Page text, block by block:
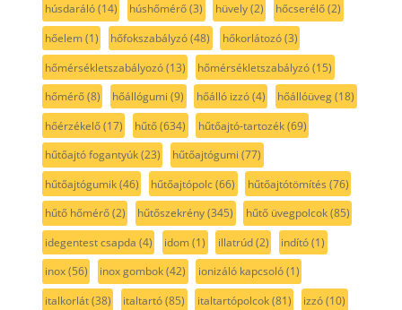
húsdaráló(14) húshőmérő(3) hüvely(2) hőcserélő(2)
hőelem(1) hőfokszabályzó(48) hőkorlátozó(3)
hőmérsékletszabályozó(13) hőmérsékletszabályzó(15)
hőmérő(8) hőállógumi (9) hőálló izzó(4) hőállóüveg(18)
hőérzékelő(17) hűtő(634) hűtőajtó-tartozék(69)
hűtőajtó fogantyúk(23) hűtőajtógumi (77)
hűtőajtógumik(46) hűtőajtópolc(66) hűtőajtótömítés (76)
hűtő hőmérő(2) hűtőszekrény(345) hűtő üvegpolcok(85)
idegentest csapda (4) idom(1) illatrúd(2) indító(1)
inox(56) inox gombok(42) ionizáló kapcsoló(1)
italkorlát(38) italtartó(85) italtartópolcok(81) izzó(10)